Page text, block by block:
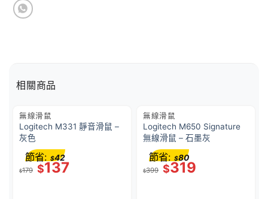
相關商品
無線滑鼠
Logitech M331 靜音滑鼠 –
灰色
$179 $137
節省: $42
無線滑鼠
Logitech M650 Signature
無線滑鼠 – 石墨灰
$399 $319
節省: $80